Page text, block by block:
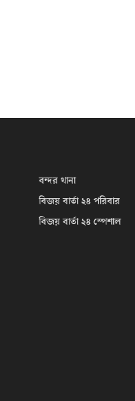
বন্দর থানা
বিজয় বার্তা ২৪ পরিবার
বিজয় বার্তা ২৪ স্পেশাল